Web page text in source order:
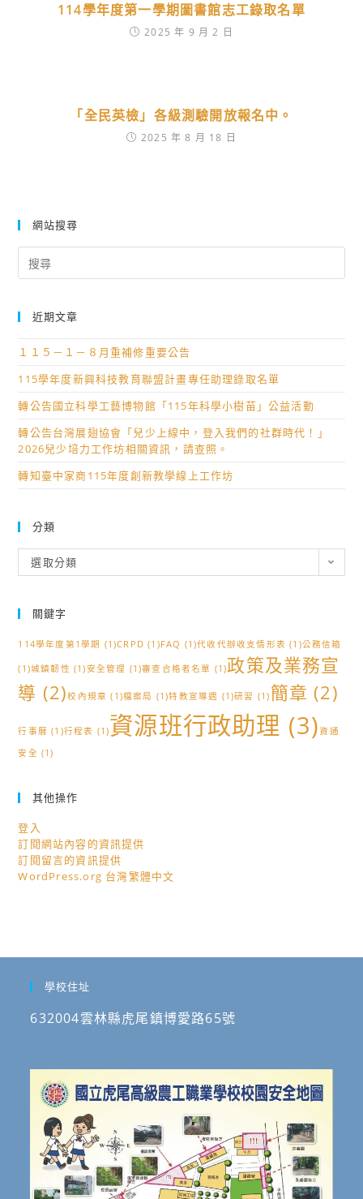
114學年度第一學期圖書館志工錄取名單
2025 年 9 月 2 日
「全民英檢」各級測驗開放報名中。
2025 年 8 月 18 日
網站搜尋
for:
近期文章
１１５－１－８月重補修重要公告
115學年度新興科技教育聯盟計畫專任助理錄取名單
轉公告國立科學工藝博物館「115年科學小樹苗」公益活動
轉公告台灣展翅協會「兒少上線中，登入我們的社群時代！」
2026兒少培力工作坊相關資訊，請查照。
轉知臺中家商115年度創新教學線上工作坊
分類
類
選取分類
關鍵字
114學年度第1學期 (1)CRPD (1)FAQ (1)代收代辦收支情形表 (1)公務信箱
(1)城鎮韌性 (1)安全管理 (1)審查合格者名單 (1)政策及業務宣
導 (2)校內規章 (1)檔案局 (1)特教宣導週 (1)研習 (1) 簡章 (2)
行事曆 (1)行程表 (1)資源班行政助理 (3)資通
安全 (1)
其他操作
登入
訂閱網站內容的資訊提供
訂閱留言的資訊提供
WordPress.org 台灣繁體中文
學校住址
632004雲林縣虎尾鎮博愛路65號